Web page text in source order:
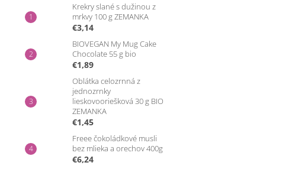
Krekry slané s dužinou z
mrkvy 100 g ZEMANKA
€3,14
BIOVEGAN My Mug Cake
Chocolate 55 g bio
€1,89
Oblátka celozrnná z
jednozrnky
lieskovooriešková 30 g BIO
ZEMANKA
€1,45
Freee čokoládkové musli
bez mlieka a orechov 400g
€6,24